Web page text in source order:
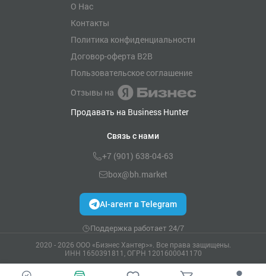
О Нас
Контакты
Политика конфиденциальности
Договор-оферта B2B
Пользовательское соглашение
Отзывы на
Продавать на Business Hunter
Связь с нами
+7 (901) 638-04-63
box@bh.market
AI-агент в Telegram
Поддержка работает 24/7
2020 - 2026 ООО «Бизнес Хантер>». Все права защищены.
ИНН 1650391811, ОГРН 1201600041170